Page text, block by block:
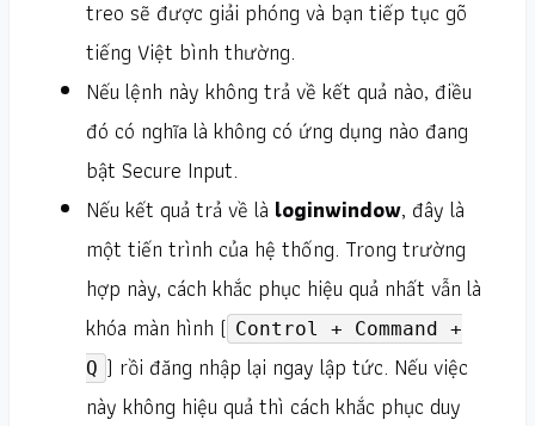
treo sẽ được giải phóng và bạn tiếp tục gõ
tiếng Việt bình thường.
Nếu lệnh này không trả về kết quả nào, điều
đó có nghĩa là không có ứng dụng nào đang
bật Secure Input.
Nếu kết quả trả về là loginwindow, đây là
một tiến trình của hệ thống. Trong trường
hợp này, cách khắc phục hiệu quả nhất vẫn là
khóa màn hình ( Control + Command +
Q ) rồi đăng nhập lại ngay lập tức. Nếu việc
này không hiệu quả thì cách khắc phục duy